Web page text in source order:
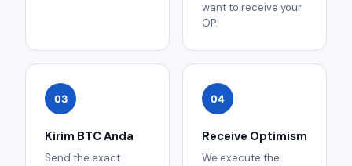
want to receive your
OP.
03
Kirim BTC Anda
Send the exact
04
Receive Optimism
We execute the